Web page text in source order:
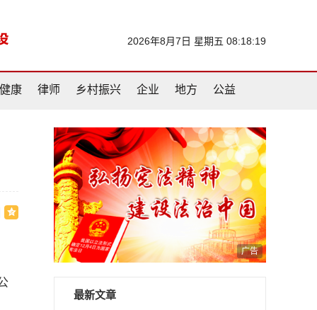
2026年8月7日 星期五 08:18:20
健康 律师 乡村振兴 企业 地方 公益
广告
最新文章